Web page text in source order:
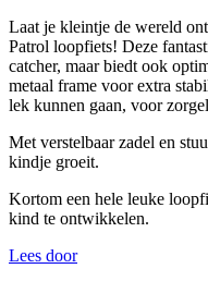
Laat je kleintje de wereld
Patrol loopfiets! Deze
catcher, maar biedt ook
metaal frame voor extra
lek kunnen gaan, voor
Met verstelbaar zadel en
kindje groeit.
Kortom een hele leuke
kind te ontwikkelen.
Lees door